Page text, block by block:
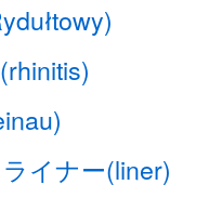
ライナー(liner)